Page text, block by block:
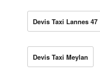
Devis Taxi Lannes 47
Devis Taxi Meylan